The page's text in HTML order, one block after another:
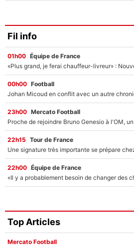
Fil info
01h00 Équipe de France
00h00 Football
23h00 Mercato Football
22h15 Tour de France
22h00 Équipe de France
Top Articles
Mercato Football